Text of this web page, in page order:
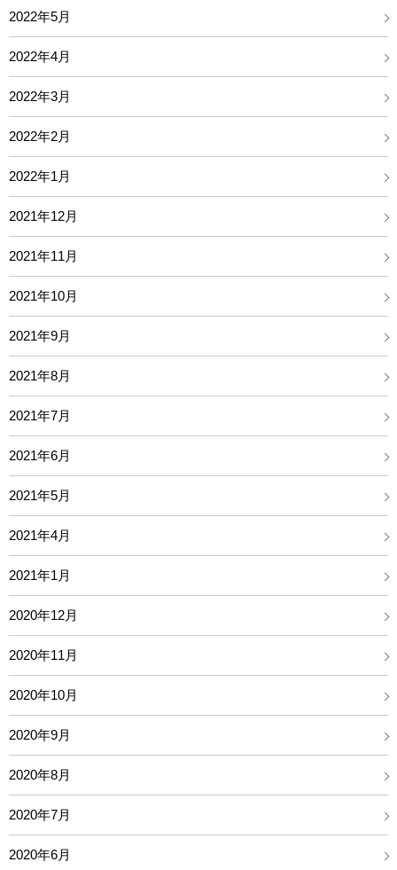
2022年5月
2022年4月
2022年3月
2022年2月
2022年1月
2021年12月
2021年11月
2021年10月
2021年9月
2021年8月
2021年7月
2021年6月
2021年5月
2021年4月
2021年1月
2020年12月
2020年11月
2020年10月
2020年9月
2020年8月
2020年7月
2020年6月